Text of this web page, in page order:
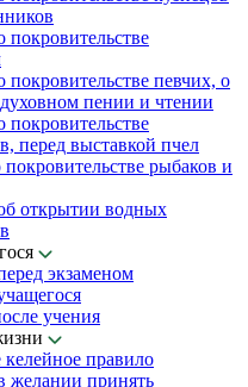
певчих, о
пении и чтении
перед выставкой пчел
рыбаков и
открытии водных
экзаменом
учения
келейное правило
желании принять